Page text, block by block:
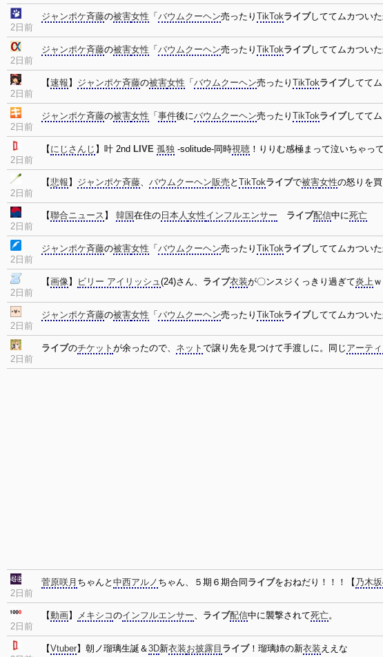
2日前
ジャンポケ斉藤の被害女性 「 バウムクーヘン売ったり TikTokライブしててムカつい
2日前
ジャンポケ斉藤の被害女性 「 バウムクーヘン売ったり TikTokライブしててムカつい
2日前
【速報 】 ジャンポケ斉藤の被害女性 「 バウムクーヘン売ったり TikTokライブしてて
2日前
ジャンポケ斉藤の被害女性 「 事件後にバウムクーヘン売ったり TikTokライブしててム
2日前
【 にじさんじ 】叶 2nd LIVE 孤独 -solitude-同時視聴 ！りりむ感極まって泣いちゃっ
2日前
【悲報 】 ジャンポケ斉藤、 バウムクーヘン販売 と TikTokライブで被害女性の怒りを
2日前
【聯合ニュース 】 韓国在住の 日本人女性インフルエンサー ライブ配信中に死亡
2日前
ジャンポケ斉藤の被害女性 「 バウムクーヘン売ったり TikTokライブしててムカつい
2日前
【画像】 ビリー アイリッシュ(24)さん、 ライブ衣装が〇ンスジくっきり過ぎて炎上ｗ
2日前
ジャンポケ斉藤の被害女性 「 バウムクーヘン売ったり TikTokライブしててムカつい
2日前
ライブのチケット が余ったので、 ネット で譲り先を見つけて手渡しに。同じ アーティ
2日前
菅原咲月 ちゃんと 中西アルノ ちゃん、５期６期合同 ライブをおねだり！！！【 乃木
2日前
【動画】 メキシコのインフルエンサー、 ライブ配信中に襲撃されて死亡。
【Vtuber】朝ノ瑠璃生誕＆3D新衣装お披露目 ライブ！瑠璃姉の新衣装 ええな